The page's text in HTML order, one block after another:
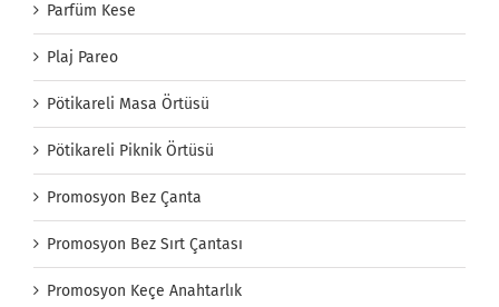
Parfüm Kese
Plaj Pareo
Pötikareli Masa Örtüsü
Pötikareli Piknik Örtüsü
Promosyon Bez Çanta
Promosyon Bez Sırt Çantası
Promosyon Keçe Anahtarlık